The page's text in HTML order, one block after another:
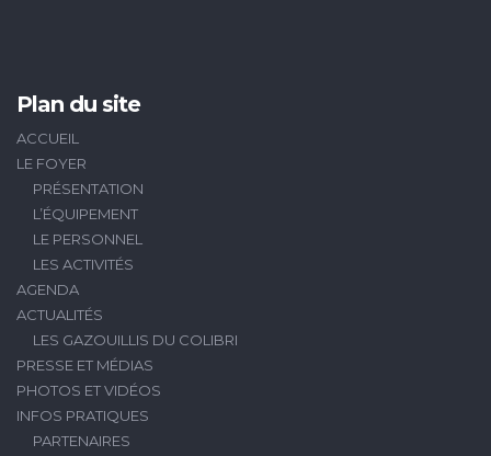
Plan du site
ACCUEIL
LE FOYER
PRÉSENTATION
L’ÉQUIPEMENT
LE PERSONNEL
LES ACTIVITÉS
AGENDA
ACTUALITÉS
LES GAZOUILLIS DU COLIBRI
PRESSE ET MÉDIAS
PHOTOS ET VIDÉOS
INFOS PRATIQUES
PARTENAIRES